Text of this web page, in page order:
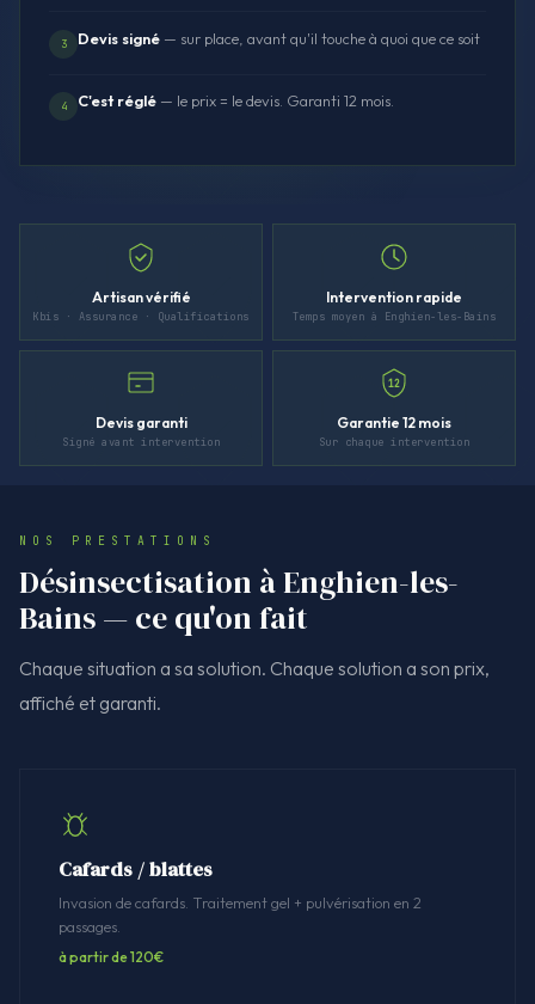
3 Devis signé — sur place, avant qu'il touche à quoi que ce soit
4 C'est réglé — le prix = le devis. Garanti 12 mois.
Artisan vérifié
Kbis · Assurance · Qualifications
Intervention rapide
Temps moyen à Enghien-les-Bains
Devis garanti
Signé avant intervention
12
Garantie 12 mois
Sur chaque intervention
NOS PRESTATIONS
Désinsectisation à Enghien-les-
Bains — ce qu'on fait
Chaque situation a sa solution. Chaque solution a son prix,
affiché et garanti.
Cafards / blattes
Invasion de cafards. Traitement gel + pulvérisation en 2
passages.
à partir de 120€